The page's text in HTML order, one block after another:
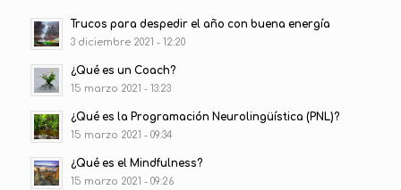
Trucos para despedir el año con buena energía
3 diciembre 2021 - 12:20
¿Qué es un Coach?
15 marzo 2021 - 13:23
¿Qué es la Programación Neurolingüística (PNL)?
15 marzo 2021 - 09:34
¿Qué es el Mindfulness?
15 marzo 2021 - 09:26